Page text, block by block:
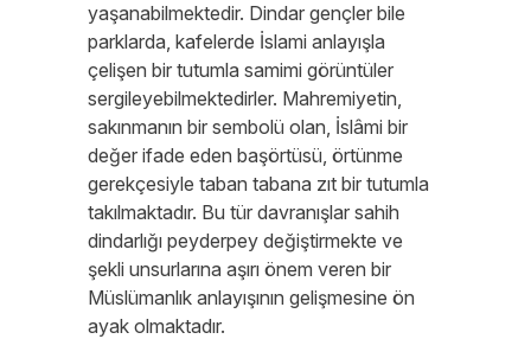
yaşanabilmektedir. Dindar gençler bile
parklarda, kafelerde İslami anlayışla
çelişen bir tutumla samimi görüntüler
sergileyebilmektedirler. Mahremiyetin,
sakınmanın bir sembolü olan, İslâmi bir
değer ifade eden başörtüsü, örtünme
gerekçesiyle taban tabana zıt bir tutumla
takılmaktadır. Bu tür davranışlar sahih
dindarlığı peyderpey değiştirmekte ve
şekli unsurlarına aşırı önem veren bir
Müslümanlık anlayışının gelişmesine ön
ayak olmaktadır.